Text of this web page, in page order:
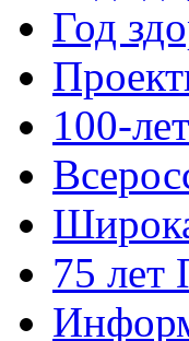
Год
100-
75 лет